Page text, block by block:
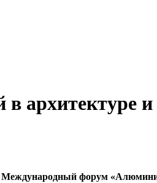
и
форум